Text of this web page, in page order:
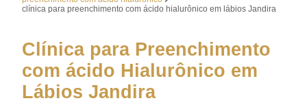
clínica para preenchimento com ácido hialurônico em lábios Jandira
Clínica para Preenchimento
com ácido Hialurônico em
Lábios Jandira